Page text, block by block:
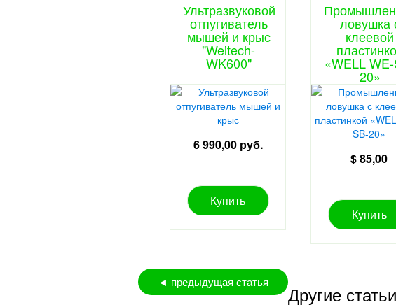
Ультразвуковой
отпугиватель
мышей и крыс
"Weitech-
WK600"
6 990,00 руб.
Купить
ловушка
клеевой
«WELL
20»
Артикул –
$ 85,00
Купить
◄ предыдущая статья
Другие статьи